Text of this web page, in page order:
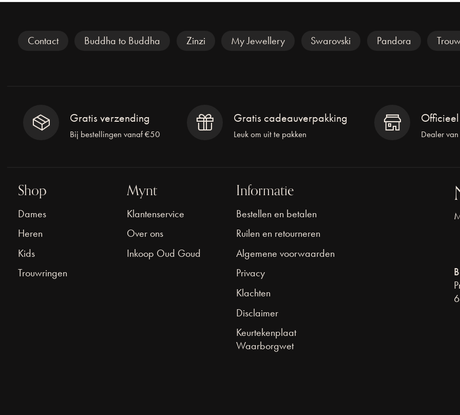
Veel gezocht
Contact Buddha to Buddha Zinzi My Jewellery Swarovski Pandora
Gratis verzending
Bij bestellingen vanaf €50
Gratis cadeauverpakking
Leuk om uit te pakken Dealer
Shop
Dames
Heren
Kids
Trouwringen
Mynt
Klantenservice
Over ons
Inkoop Oud Goud
Informatie
Bestellen en betalen
Ruilen en retourneren
Algemene voorwaarden
Privacy
Klachten
Disclaimer
Keurtekenplaat
Waarborgwet